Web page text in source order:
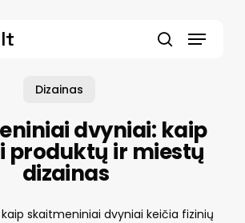
Menu
Dizainas
dvyniai: kaip
produktų ir miestų
dizainas
skaitmeniniai dvyniai keičia fizinių